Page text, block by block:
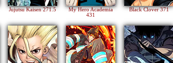
Jujutsu Kaisen 271.5
My Hero Academia
431
Black Clover 371